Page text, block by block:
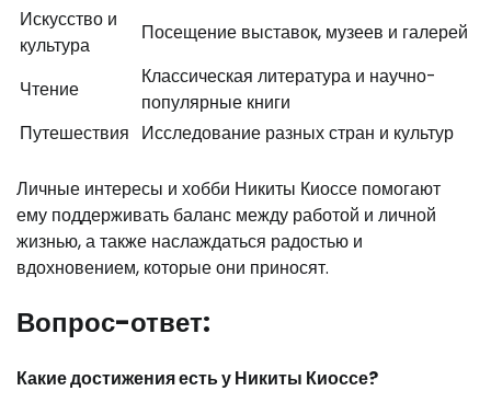
Искусство и
культура
Посещение выставок, музеев и галерей
Чтение
Классическая литература и научно-
популярные книги
Путешествия Исследование разных стран и культур
Личные интересы и хобби Никиты Киоссе помогают
ему поддерживать баланс между работой и личной
жизнью, а также наслаждаться радостью и
вдохновением, которые они приносят.
Вопрос-ответ:
Какие достижения есть у Никиты Киоссе?